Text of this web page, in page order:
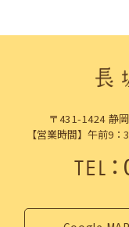
〒431-1424 静
【営業時間】午前9
TEL：